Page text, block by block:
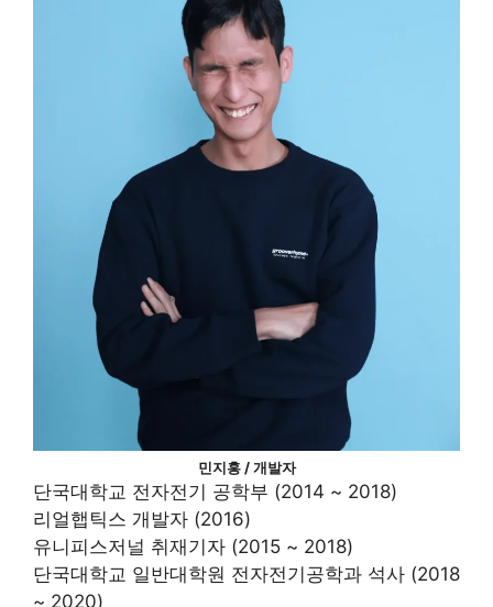
민지홍 / 개발자
단국대학교 전자전기 공학부 (2014 ~ 2018)
리얼햅틱스 개발자 (2016)
유니피스저널 취재기자 (2015 ~ 2018)
단국대학교 일반대학원 전자전기공학과 석사 (2018
~ 2020)